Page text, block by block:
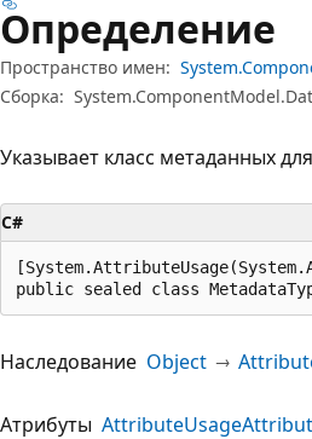
Определение
Пространство имен:
Сборка:
Указывает класс метаданных
C#
public sealed class
Наследование Object
Атрибуты